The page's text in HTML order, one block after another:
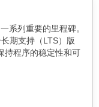
系列重要的里程碑。
期支持（LTS）版
持程序的稳定性和可